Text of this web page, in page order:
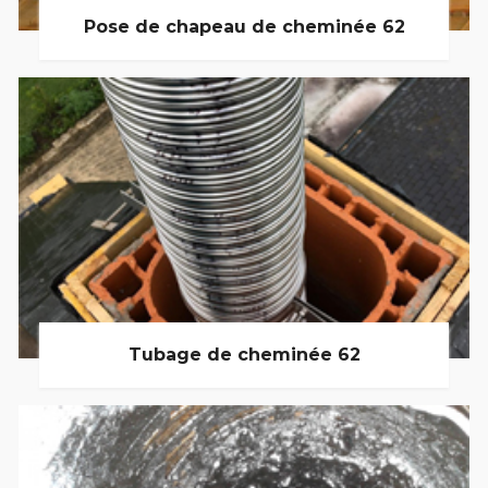
Pose de chapeau de cheminée 62
Tubage de cheminée 62